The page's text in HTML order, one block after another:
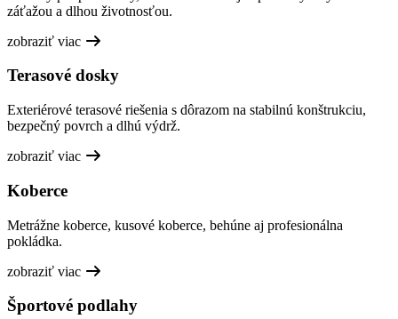
záťažou a dlhou životnosťou.
zobraziť viac
Terasové dosky
Exteriérové terasové riešenia s dôrazom na stabilnú konštrukciu,
bezpečný povrch a dlhú výdrž.
zobraziť viac
Koberce
Metrážne koberce, kusové koberce, behúne aj profesionálna
pokládka.
zobraziť viac
Športové podlahy